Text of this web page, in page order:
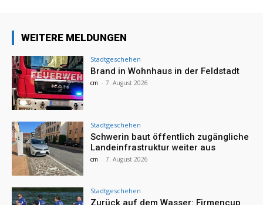
WEITERE MELDUNGEN
Stadtgeschehen
Brand in Wohnhaus in der Feldstadt
cm - 7. August 2026
Stadtgeschehen
Schwerin baut öffentlich zugängliche
Landeinfrastruktur weiter aus
cm - 7. August 2026
Stadtgeschehen
Zurück auf dem Wasser: Firmencup